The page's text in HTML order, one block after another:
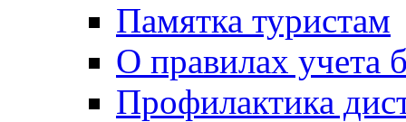
Памятка туристам
О правилах учета
Профилактика